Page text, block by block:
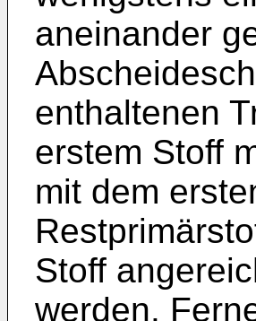
aneinander
enthaltenen
erstem Stoff
mit dem
Stoff
werden.